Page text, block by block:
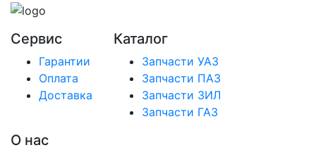
Сервис
Гарантии
Оплата
Доставка
Каталог
Запчасти УАЗ
Запчасти ПАЗ
Запчасти ЗИЛ
Запчасти ГАЗ
О нас